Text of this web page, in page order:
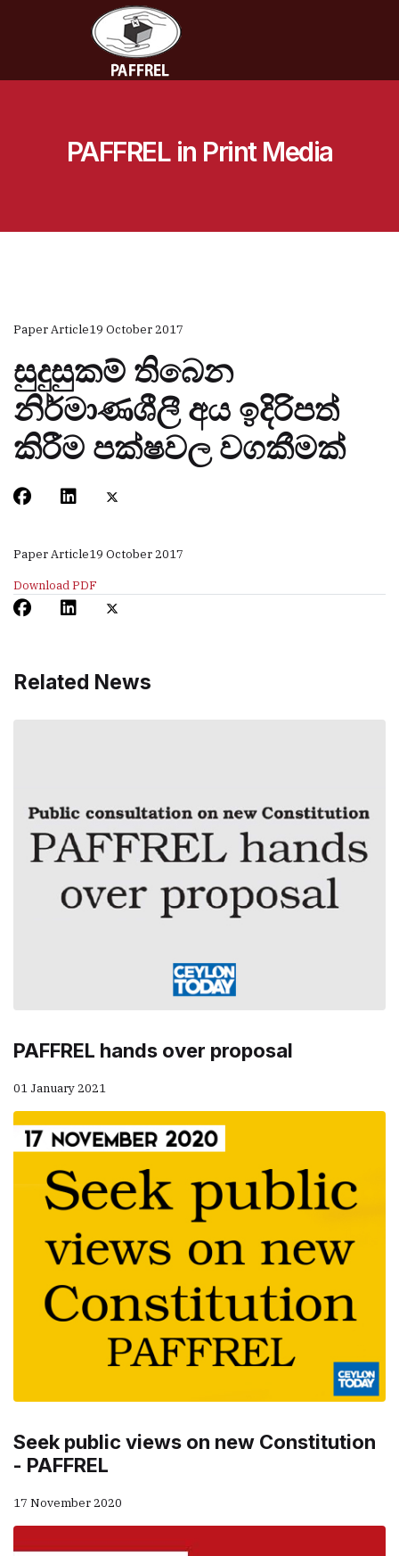
PAFFREL in Print Media
Paper Article19 October 2017
සුදුසුකම් තිබෙන
නිර්මාණශීලී අය ඉදිරිපත්
කිරීම පක්ෂවල වගකීමක්
Paper Article19 October 2017
Download PDF
Related News
PAFFREL hands over proposal
01 January 2021
Seek public views on new Constitution
- PAFFREL
17 November 2020